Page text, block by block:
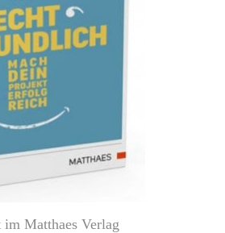
Matthaes Verlag